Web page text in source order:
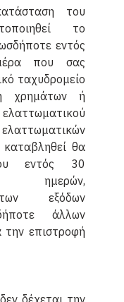
του
το
εντός
που σας
ταχυδρομείο
χρημάτων ή
θα
εντός 30
ημερών,
των εξόδων
άλλων
την επιστροφή
δέχεται την